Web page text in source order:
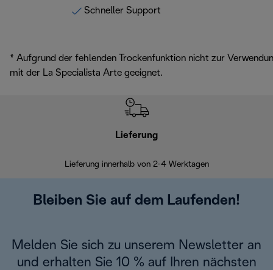
Schneller Support
* Aufgrund der fehlenden Trockenfunktion nicht zur
mit der La Specialista Arte geeignet.
Lieferung
Lieferung innerhalb von 2-4 Werktagen
Bleiben Sie auf dem Laufenden!
Melden Sie sich zu unserem Newsletter an
und erhalten Sie 10 % auf Ihren nächsten